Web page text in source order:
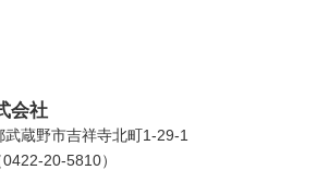
会社
蔵野市吉祥寺北町1-29-1
0422-20-5810）